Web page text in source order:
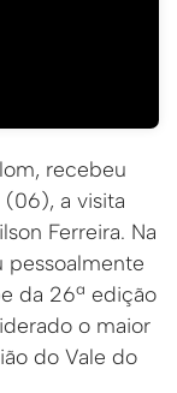
recebeu
a visita
Ferreira. Na
pessoalmente
da 26ª edição
o maior
do Vale do